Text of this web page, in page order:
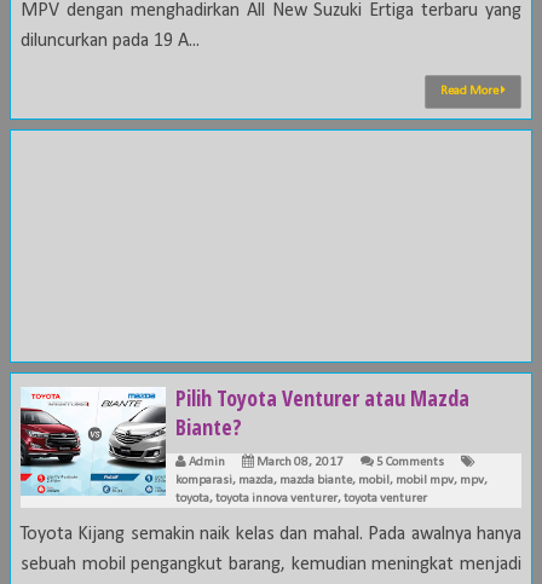
MPV dengan menghadirkan All New Suzuki Ertiga terbaru yang
diluncurkan pada 19 A...
Read More
Pilih Toyota Venturer atau Mazda
Biante?
Admin March 08, 2017
5 Comments
komparasi, mazda, mazda biante, mobil , mobil mpv, mpv,
toyota,toyota innova venturer,toyota venturer
Toyota Kijang semakin naik kelas dan mahal. Pada awalnya hanya
sebuah mobil pengangkut barang, kemudian meningkat menjadi